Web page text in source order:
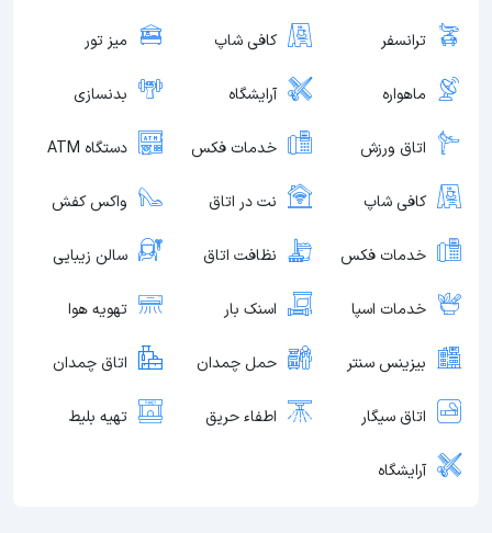
ترانسفر کافی شاپ میز تور
ماهواره آرایشگاه بدنسازی
اتاق ورزش خدمات فکس دستگاه ATM
کافی شاپ نت در اتاق واکس کفش
خدمات فکس نظافت اتاق سالن زیبایی
خدمات اسپا اسنک بار تهویه هوا
بیزینس سنتر حمل چمدان اتاق چمدان
اتاق سیگار اطفاء حریق تهیه بلیط
آرایشگاه